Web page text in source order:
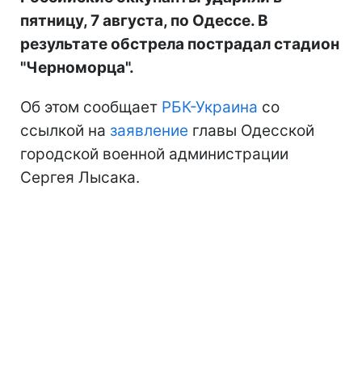
пятницу, 7 августа, по Одессе. В
результате обстрела пострадал стадион
"Черноморца".
Об этом сообщает РБК-Украина со
ссылкой на заявление главы Одесской
городской военной администрации
Сергея Лысака.